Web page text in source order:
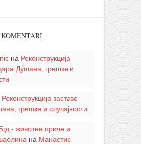
на Реконструкција
Душана, грешке и
Реконструкција заставе
грешке и случајности
- животне приче и
на Манастир